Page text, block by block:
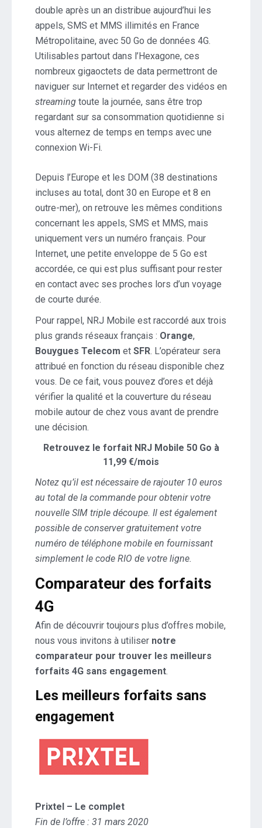
double après un an distribue aujourd’hui les
appels, SMS et MMS illimités en France
Métropolitaine, avec 50 Go de données 4G.
Utilisables partout dans l’Hexagone, ces
nombreux gigaoctets de data permettront de
naviguer sur Internet et regarder des vidéos en
streaming toute la journée, sans être trop
regardant sur sa consommation quotidienne si
vous alternez de temps en temps avec une
connexion Wi-Fi.
Depuis l’Europe et les DOM (38 destinations
incluses au total, dont 30 en Europe et 8 en
outre-mer), on retrouve les mêmes conditions
concernant les appels, SMS et MMS, mais
uniquement vers un numéro français. Pour
Internet, une petite enveloppe de 5 Go est
accordée, ce qui est plus suffisant pour rester
en contact avec ses proches lors d’un voyage
de courte durée.
Pour rappel, NRJ Mobile est raccordé aux trois
plus grands réseaux français : Orange,
Bouygues Telecom et SFR. L’opérateur sera
attribué en fonction du réseau disponible chez
vous. De ce fait, vous pouvez d’ores et déjà
vérifier la qualité et la couverture du réseau
mobile autour de chez vous avant de prendre
une décision.
Retrouvez le forfait NRJ Mobile 50 Go à
11,99 €/mois
Notez qu’il est nécessaire de rajouter 10 euros
au total de la commande pour obtenir votre
nouvelle SIM triple découpe. Il est également
possible de conserver gratuitement votre
numéro de téléphone mobile en fournissant
simplement le code RIO de votre ligne.
Comparateur des forfaits
4G
Afin de découvrir toujours plus d’offres mobile,
nous vous invitons à utiliser notre
comparateur pour trouver les meilleurs
forfaits 4G sans engagement.
Les meilleurs forfaits sans
engagement
Prixtel – Le complet
Fin de l’offre : 31 mars 2020